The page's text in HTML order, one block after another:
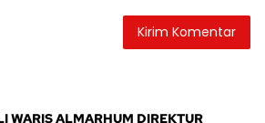
WARIS ALMARHUM DIREKTUR